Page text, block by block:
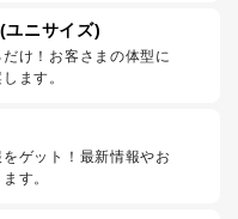
ユニサイズ)
け！お客さまの体型に
ます。
ゲット！最新情報やお
す。